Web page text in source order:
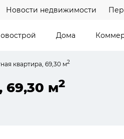
Новости недвижимости
Дома
квартира, 69,30 м2
69,30 м2